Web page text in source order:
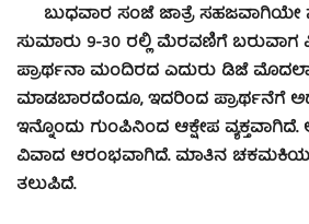
ಬುಧವಾರ ಸಂಜೆ ಜಾತ್ರೆ ಸಹಜವಾಗಿಯೇ
ಸುಮಾರು 9-30 ರಲ್ಲಿ ಮೆರವಣಿಗೆ ಬರುವಾಗ
ಪ್ರಾರ್ಥನಾ ಮಂದಿರದ ಎದುರು ಡಿಜೆ
ಮಾಡಬಾರದೆಂದೂ, ಇದರಿಂದ ಪ್ರಾರ್ಥನೆಗೆ
ಇನ್ನೊಂದು ಗುಂಪಿನಿಂದ ಆಕ್ಷೇಪ
ವಿವಾದ ಆರಂಭವಾಗಿದೆ. ಮಾತಿನ
ತಲುಪಿದೆ.